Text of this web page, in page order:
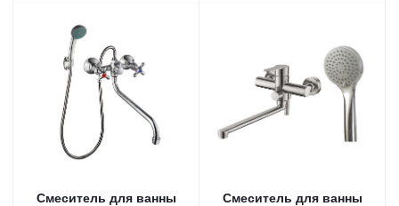
Смеситель для ванны
Смеситель для ванны